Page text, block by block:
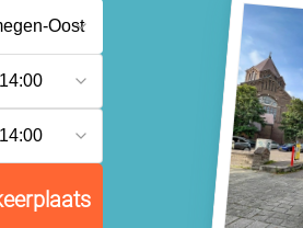
14:00
14:00